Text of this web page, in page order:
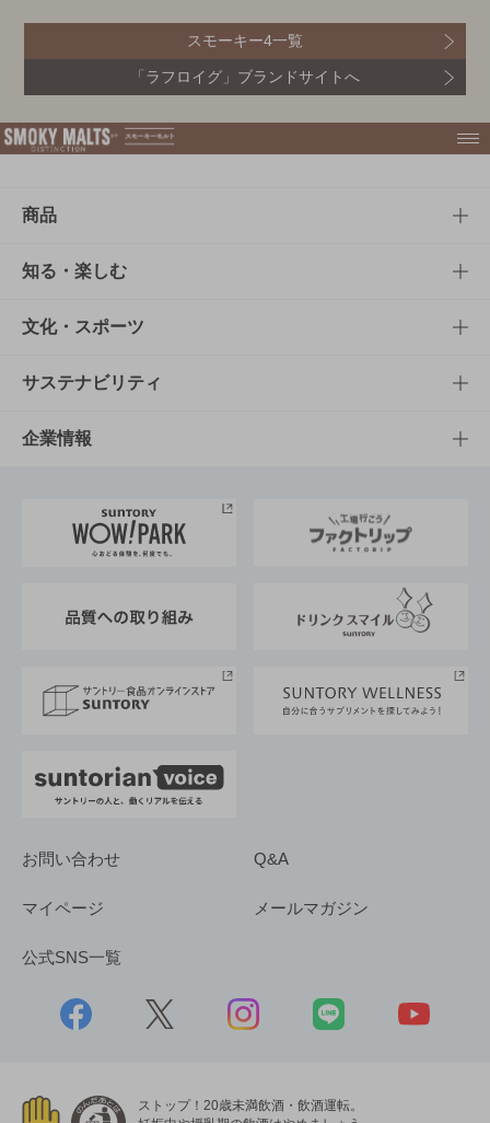
スモーキー4一覧
「ラフロイグ」ブランドサイトへ
商品
商品TOP
商品一覧
商品発売情報
栄養成分一覧
知る・楽しむ
知る・楽しむTOP
キャンペーン
工場見学
地域情報
文化・スポーツ
文化・スポーツTOP
サントリーホール
サントリーサンバーズ大阪
サステナビリティ
サステナビリティTOP
サントリーが考えるサステナビリティ経営
企業情報
企業概要
採用情報
お問い合わせ Q&A
マイページ メールマガジン
公式SNS一覧
ストップ！20歳未満飲酒・飲酒運転。